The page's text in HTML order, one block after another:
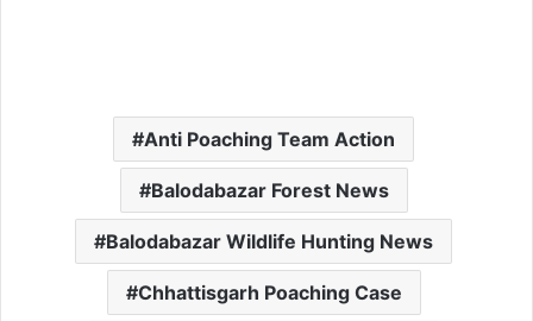
Anti Poaching Team Action
Balodabazar Forest News
Balodabazar Wildlife Hunting News
Chhattisgarh Poaching Case